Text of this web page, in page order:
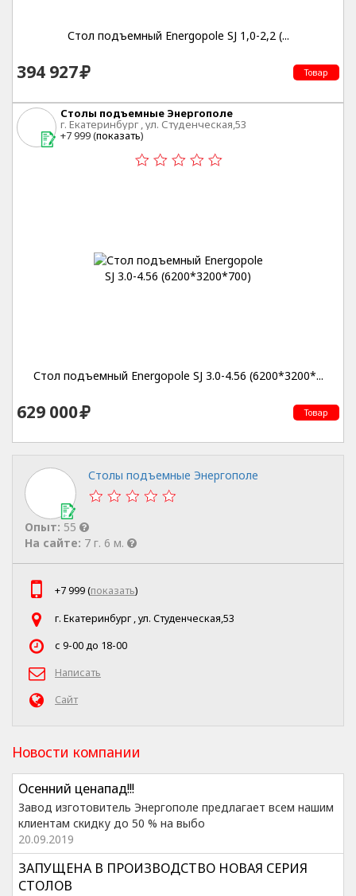
Стол подъемный Energopole SJ 1,0-2,2 (...
394 927 Товар
Столы подъемные Энергополе
г. Екатеринбург , ул. Студенческая,53
+7 999 (показать)
Стол подъемный Energopole SJ 3.0-4.56 (6200*3200*...
629 000 Товар
Столы подъемные Энергополе
Опыт: 55
На сайте: 7 г. 6 м.
+7 999 (показать)
г. Екатеринбург , ул. Студенческая,53
с 9-00 до 18-00
Написать
Сайт
Новости компании
Осенний ценапад!!!
Завод изготовитель Энергополе предлагает всем нашим
клиентам скидку до 50 % на выбо
20.09.2019
ЗАПУЩЕНА В ПРОИЗВОДСТВО НОВАЯ СЕРИЯ
СТОЛОВ